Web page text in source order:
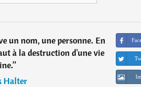
un nom, une personne. En
à la destruction d'une vie
”
Halter